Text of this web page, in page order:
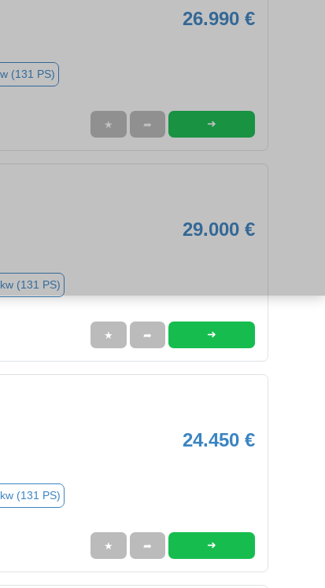
26.990 €
(131 PS)
★ ➦ ➜
29.000 €
(131 PS)
★ ➦ ➜
24.450 €
(131 PS)
★ ➦ ➜